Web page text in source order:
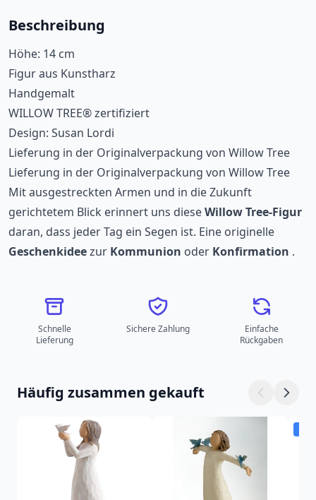
Beschreibung
Höhe: 14 cm
Figur aus Kunstharz
Handgemalt
WILLOW TREE® zertifiziert
Design: Susan Lordi
Lieferung in der Originalverpackung von Willow Tree
Lieferung in der Originalverpackung von Willow Tree
Mit ausgestreckten Armen und in die Zukunft
gerichtetem Blick erinnert uns dieseWillow Tree-Figur
daran, dass jeder Tag ein Segen ist. Eine originelle
Geschenkideezur Kommunion oder Konfirmation .
Schnelle
Lieferung
Sichere Zahlung
Einfache
Rückgaben
Häufig zusammen gekauft